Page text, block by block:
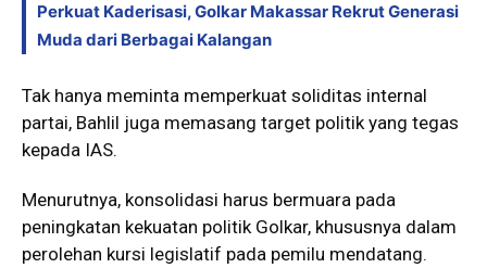
Perkuat Kaderisasi, Golkar Makassar Rekrut Generasi
Muda dari Berbagai Kalangan
Tak hanya meminta memperkuat soliditas internal
partai, Bahlil juga memasang target politik yang tegas
kepada IAS.
Menurutnya, konsolidasi harus bermuara pada
peningkatan kekuatan politik Golkar, khususnya dalam
perolehan kursi legislatif pada pemilu mendatang.